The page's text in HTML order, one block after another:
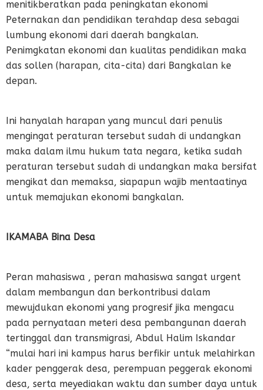
menitikberatkan pada peningkatan ekonomi
Peternakan dan pendidikan terahdap desa sebagai
lumbung ekonomi dari daerah bangkalan.
Penimgkatan ekonomi dan kualitas pendidikan maka
das sollen (harapan, cita-cita) dari Bangkalan ke
depan.
Ini hanyalah harapan yang muncul dari penulis
mengingat peraturan tersebut sudah di undangkan
maka dalam ilmu hukum tata negara, ketika sudah
peraturan tersebut sudah di undangkan maka bersifat
mengikat dan memaksa, siapapun wajib mentaatinya
untuk memajukan ekonomi bangkalan.
IKAMABA Bina Desa
Peran mahasiswa , peran mahasiswa sangat urgent
dalam membangun dan berkontribusi dalam
mewujdukan ekonomi yang progresif jika mengacu
pada pernyataan meteri desa pembangunan daerah
tertinggal dan transmigrasi, Abdul Halim Iskandar
“mulai hari ini kampus harus berfikir untuk melahirkan
kader penggerak desa, perempuan peggerak ekonomi
desa, serta meyediakan waktu dan sumber daya untuk